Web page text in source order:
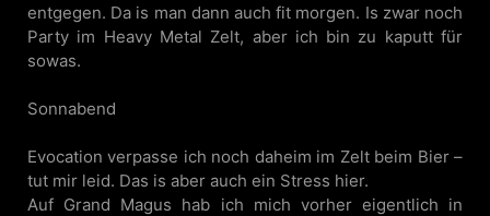
entgegen. Da is man dann auch fit morgen. Is zwar noch
Party im Heavy Metal Zelt, aber ich bin zu kaputt für
sowas.
Sonnabend
Evocation verpasse ich noch daheim im Zelt beim Bier –
tut mir leid. Das is aber auch ein Stress hier.
Auf Grand Magus hab ich mich vorher eigentlich in